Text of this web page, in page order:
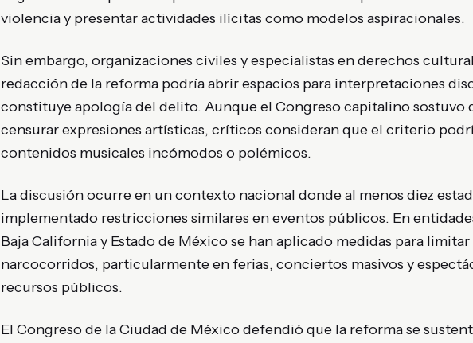
violencia y presentar actividades ilícitas como modelos aspiracionales.
Sin embargo, organizaciones civiles y especialistas en derechos
redacción de la reforma podría abrir espacios para interpretaciones
constituye apología del delito. Aunque el Congreso capitalino sostuvo
censurar expresiones artísticas, críticos consideran que el criterio
contenidos musicales incómodos o polémicos.
La discusión ocurre en un contexto nacional donde al menos diez
implementado restricciones similares en eventos públicos. En
Baja California y Estado de México se han aplicado medidas para
narcocorridos, particularmente en ferias, conciertos masivos y
recursos públicos.
El Congreso de la Ciudad de México defendió que la reforma se